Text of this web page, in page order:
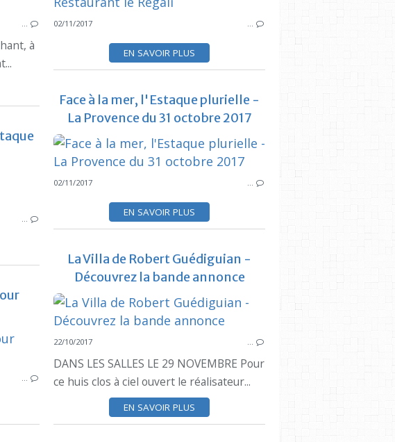
…
à
02/11/2017 …
EN SAVOIR PLUS
Face à la mer, l'Estaque plurielle -
La Provence du 31 octobre 2017
02/11/2017 …
EN SAVOIR PLUS
MMA ESTAQUE GARE
FESTIVITÉS ESTAQUE
…
La Villa de Robert Guédiguian -
Découvrez la bande annonce
22/10/2017 …
DANS LES SALLES LE 29 NOVEMBRE Pour
ce huis clos à ciel ouvert le réalisateur...
EN SAVOIR PLUS
ESTAQUE
ZINART
DANSE
…